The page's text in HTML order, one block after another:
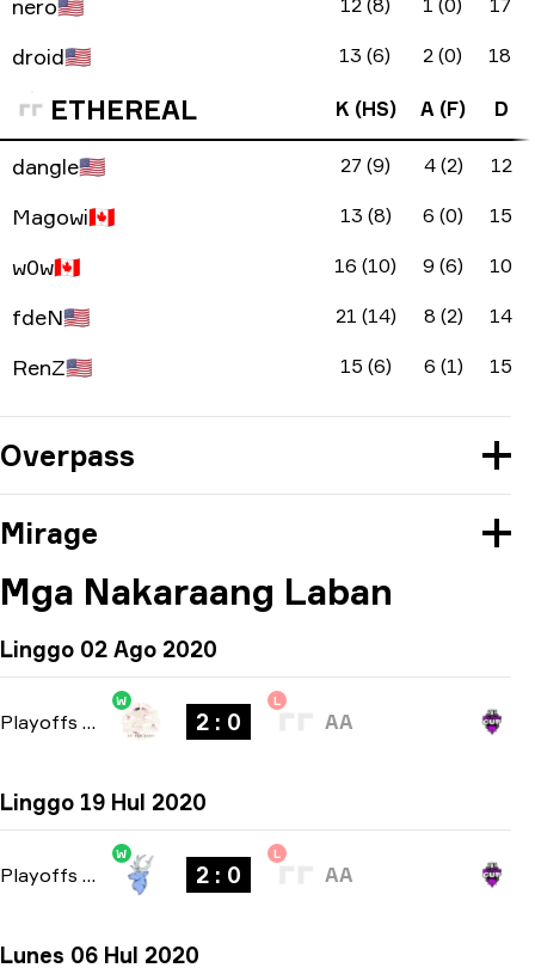
nero🇺🇸 12 (8) 1 (0) 17
droid🇺🇸 13 (6) 2 (0) 18
ETHEREAL K (HS) A (F) D
dangle🇺🇸 27 (9) 4 (2) 12
Magowi🇨🇦 13 (8) 6 (0) 15
w0w🇨🇦 16 (10) 9 (6) 10
fdeN🇺🇸 21 (14) 8 (2) 14
RenZ🇺🇸 15 (6) 6 (1) 15
Overpass
Mirage
Mga Nakaraang Laban
Linggo 02 Ago 2020
Playoffs bo3
W
2 : 0
L
AA
Linggo 19 Hul 2020
Playoffs bo3
W
2 : 0
L
AA
Lunes 06 Hul 2020